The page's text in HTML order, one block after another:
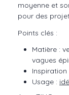
moyenne et
pour des
Points clés :
Matière :
vagues
Usage :